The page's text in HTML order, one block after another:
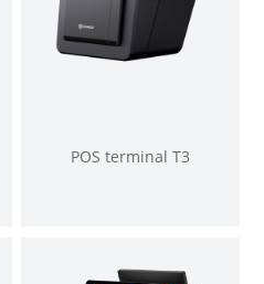
POS terminal T3